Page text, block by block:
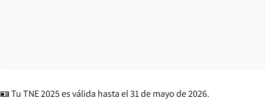
🪪 Tu TNE 2025 es válida hasta el 31 de mayo de 2026.